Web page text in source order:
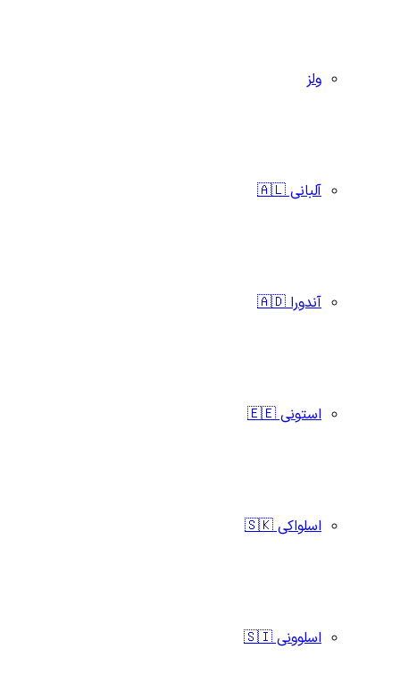
ولز
آلبانی 🇦🇱
آندورا 🇦🇩
استونی 🇪🇪
اسلواکی 🇸🇰
اسلوونی 🇸🇮